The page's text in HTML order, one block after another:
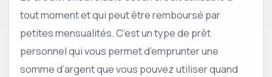
tout moment et qui peut être remboursé par
petites mensualités. C’est un type de prêt
personnel qui vous permet d’emprunter une
somme d’argent que vous pouvez utiliser quand